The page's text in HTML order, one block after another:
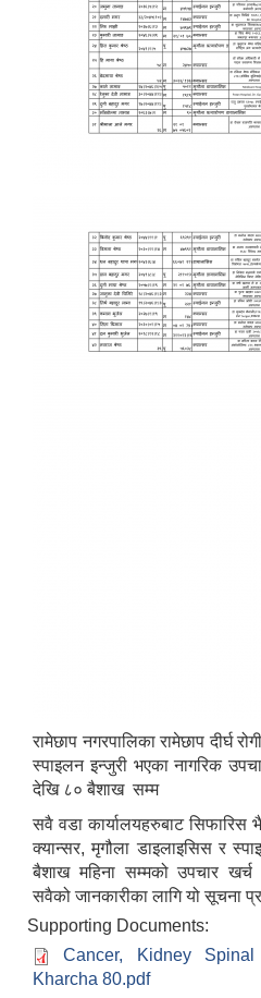
रामेछाप नगरपालिका रामेछाप दीर्घ
स्पाइलन इन्जुरी भएका नागरिक
देखि ८० बैशाख सम्म
सवै वडा कार्यालयहरुबाट सिफारिस
क्यान्सर, मृगौला डाइलाइसिस र
बैशाख महिना सम्मको उपचार खर्च
सवैको जानकारीका लागि यो सूचना
Supporting Documents:
Cancer, Kidney
Kharcha 80.pdf